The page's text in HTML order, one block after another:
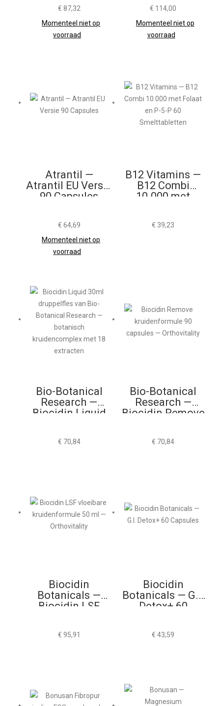
€ 87,32
Momenteel niet op
voorraad
€ 114,00
Momenteel niet op
voorraad
Atrantil —
Atrantil EU Versie
90 Capsules
€ 64,69
Momenteel niet op
voorraad
B12 Vitamins —
B12 Combi
10.000 met
Smelttabletten
€ 39,23
Bio-Botanical
Research —
Biocidin Liquid
€ 70,84
Bio-Botanical
Research —
Biocidin Remove
€ 70,84
Biocidin
Botanicals —
Biocidin LSF
€ 95,91
Biocidin
Botanicals — G.I.
Detox+ 60
€ 43,59